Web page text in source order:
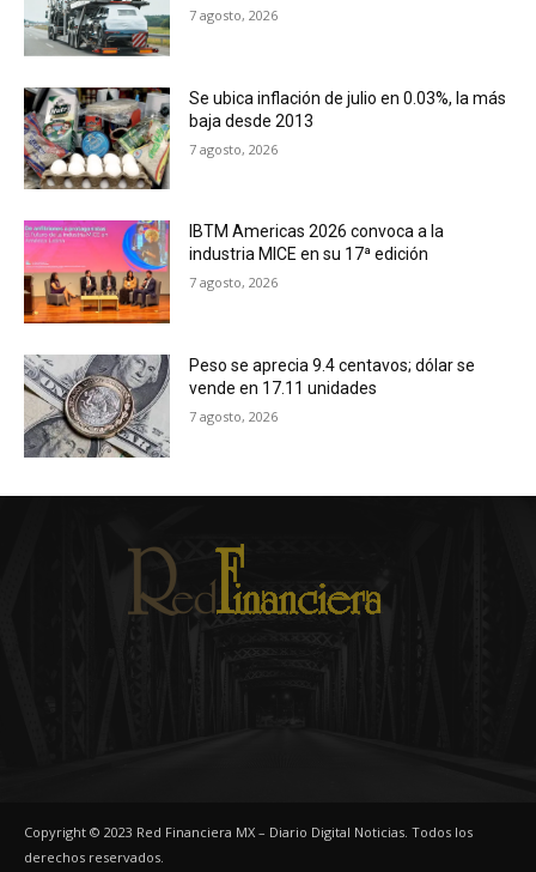
7 agosto, 2026
Se ubica inflación de julio en 0.03%, la más
baja desde 2013
7 agosto, 2026
IBTM Americas 2026 convoca a la
industria MICE en su 17ª edición
7 agosto, 2026
Peso se aprecia 9.4 centavos; dólar se
vende en 17.11 unidades
7 agosto, 2026
Copyright © 2023 Red Financiera MX – Diario Digital Noticias. Todos los
derechos reservados.